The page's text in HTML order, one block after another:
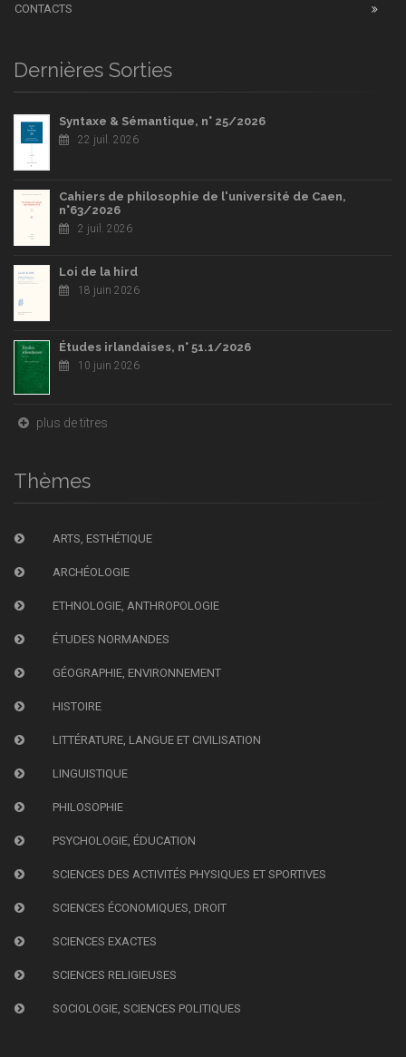
CONTACTS
Dernières Sorties
Syntaxe & Sémantique, n° 25/2026
22 juil. 2026
Cahiers de philosophie de l'université de Caen,
n°63/2026
2 juil. 2026
Loi de la hird
18 juin 2026
Études irlandaises, n° 51.1/2026
10 juin 2026
plus de titres
Thèmes
ARTS, ESTHÉTIQUE
ARCHÉOLOGIE
ETHNOLOGIE, ANTHROPOLOGIE
ÉTUDES NORMANDES
GÉOGRAPHIE, ENVIRONNEMENT
HISTOIRE
LITTÉRATURE, LANGUE ET CIVILISATION
LINGUISTIQUE
PHILOSOPHIE
PSYCHOLOGIE, ÉDUCATION
SCIENCES DES ACTIVITÉS PHYSIQUES ET SPORTIVES
SCIENCES ÉCONOMIQUES, DROIT
SCIENCES EXACTES
SCIENCES RELIGIEUSES
SOCIOLOGIE, SCIENCES POLITIQUES